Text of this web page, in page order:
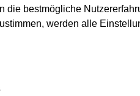
komplett auf das
Verordnung. Sie
würde ich
die bestmögliche
werden alle